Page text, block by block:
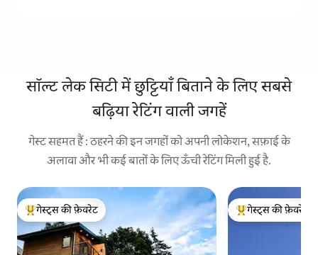
सॉल्ट लेक सिटी में छुट्टियाँ बिताने के लिए सबसे
बढ़िया रेटिंग वाली जगहें
गेस्ट सहमत हैं : ठहरने की इन जगहों को अपनी लोकेशन, सफ़ाई के
अलावा और भी कई बातों के लिए ऊँची रेटिंग मिली हुई है.
गेस्ट्स का टॉप फ़ेवरेट
गेस्ट्स की फ़ेवरेट
गेस्ट्स का टॉप फ़ेवरेट
गेस्ट्स की फ़ेवरेट